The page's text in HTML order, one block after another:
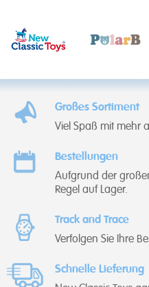
Großes Sortiment
Viel Spaß mit mehr
Bestellungen
Aufgrund der
Regel auf Lager.
Track and Trace
Verfolgen Sie Ihre
Schnelle Lieferung